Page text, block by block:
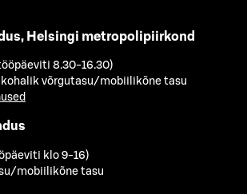
Helsingi metropolipiirkond
8.30-16.30)
võrgutasu/mobiilikõne tasu
klo 9-16)
mobiilikõne tasu